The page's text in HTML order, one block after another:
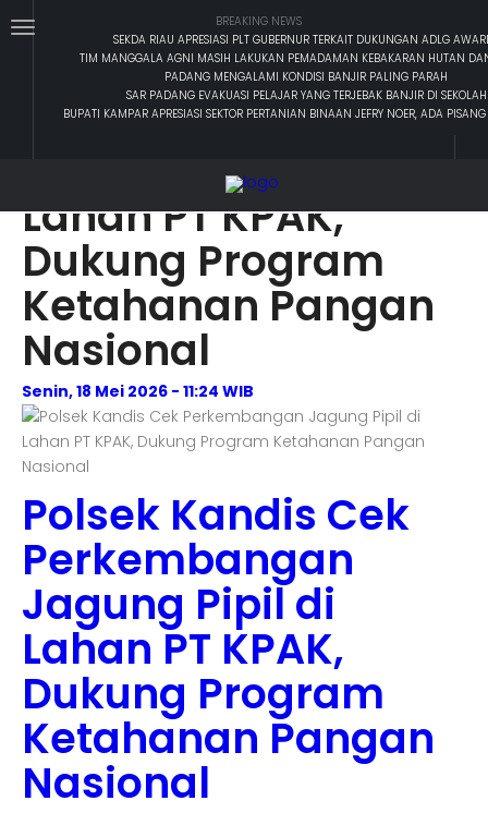
BREAKING NEWS
SEKDA RIAU APRESIASI PLT GUBERNUR TERKAIT DUKUNGAN ADLG
TIM MANGGALA AGNI MASIH LAKUKAN PEMADAMAN KEBAKARAN HUTAN
PADANG MENGALAMI KONDISI BANJIR PALING PARAH
SAR PADANG EVAKUASI PELAJAR YANG TERJEBAK BANJIR DI SEKOLAH
BUPATI KAMPAR APRESIASI SEKTOR PERTANIAN BINAAN JEFRY NOER, ADA
Polsek Kandis Cek
Perkembangan
Jagung Pipil di
Lahan PT KPAK,
Dukung Program
Ketahanan Pangan
Nasional
Senin, 18 Mei 2026 - 11:24 WIB
Polsek Kandis Cek
Perkembangan
Jagung Pipil di
Lahan PT KPAK,
Dukung Program
Ketahanan Pangan
Nasional